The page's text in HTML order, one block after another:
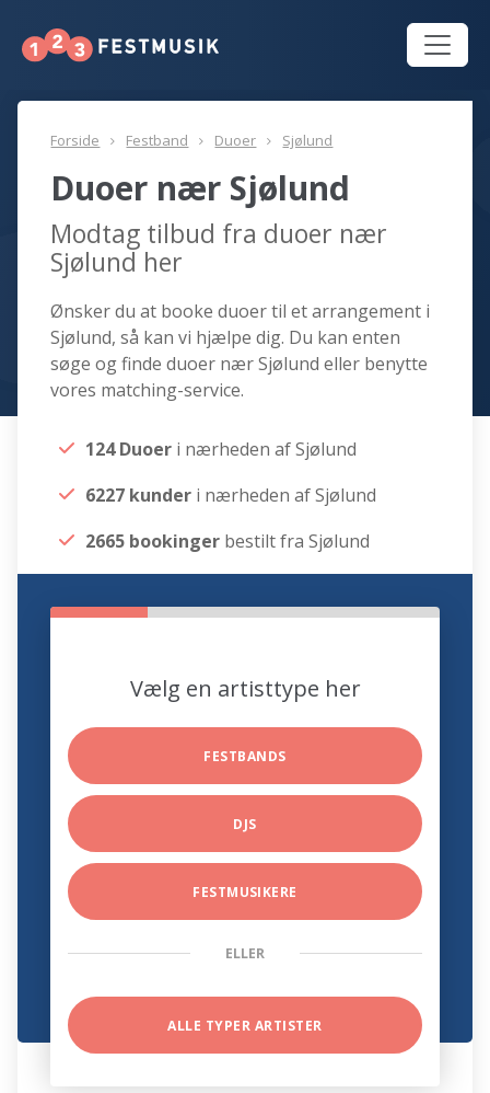
Forside Festband Duoer Sjølund
Duoer nær Sjølund
Modtag tilbud fra duoer nær
Sjølund her
Ønsker du at booke duoer til et arrangement i
Sjølund, så kan vi hjælpe dig. Du kan enten
søge og finde duoer nær Sjølund eller benytte
vores matching-service.
124 Duoer i nærheden af Sjølund
6227 kunder i nærheden af Sjølund
2665 bookinger bestilt fra Sjølund
Vælg en artisttype her
FESTBANDS
DJS
FESTMUSIKERE
ELLER
ALLE TYPER ARTISTER